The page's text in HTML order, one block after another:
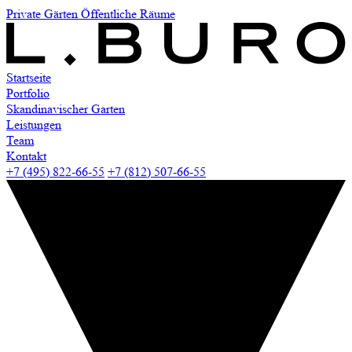
Private Gärten Öffentliche Räume
Startseite
Portfolio
Skandinavischer Garten
Leistungen
Team
Kontakt
+7 (495) 822-66-55 +7 (812) 507-66-55